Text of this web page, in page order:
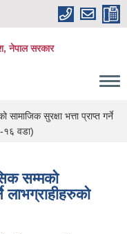
नेपाल सरकार
सुरक्षा भत्ता प्राप्त गर्ने
१६ वडा)
सम्मको
लाभग्राहीहरुको